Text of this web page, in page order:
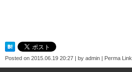
Posted on 2015.06.19 20:27 | by admin | Perma Link